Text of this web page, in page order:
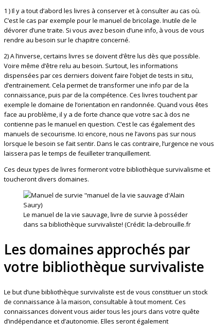
1 ) Il y a tout d’abord les livres à conserver et à consulter au cas où.
C’est le cas par exemple pour le manuel de bricolage. Inutile de le
dévorer d’une traite. Si vous avez besoin d’une info, à vous de vous
rendre au besoin sur le chapitre concerné.
2) A l’inverse, certains livres se doivent d’être lus dès que possible.
Voire même d’être relu au besoin. Surtout, les informations
dispensées par ces derniers doivent faire l’objet de tests in situ,
d’entrainement. Cela permet de transformer une info par de la
connaissance, puis par de la compétence. Ces livres touchent par
exemple le domaine de l’orientation en randonnée. Quand vous êtes
face au problème, il y a de forte chance que votre sac à dos ne
contienne pas le manuel en question. C’est le cas également des
manuels de secourisme. Ici encore, nous ne l’avons pas sur nous
lorsque le besoin se fait sentir. Dans le cas contraire, l’urgence ne vous
laissera pas le temps de feuilleter tranquillement.
Ces deux types de livres formeront votre bibliothèque survivalisme et
toucheront divers domaines.
Le manuel de la vie sauvage, livre de survie à posséder
dans sa bibliothèque survivaliste! (Crédit: la-debrouille.fr
Les domaines approchés par
votre bibliothèque survivaliste
Le but d’une bibliothèque survivaliste est de vous constituer un stock
de connaissance à la maison, consultable à tout moment. Ces
connaissances doivent vous aider tous les jours dans votre quête
d’indépendance et d’autonomie. Elles seront également